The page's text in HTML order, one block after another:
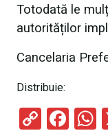
Totodată le
autorităților
Cancelaria
Distribuie:
C
F